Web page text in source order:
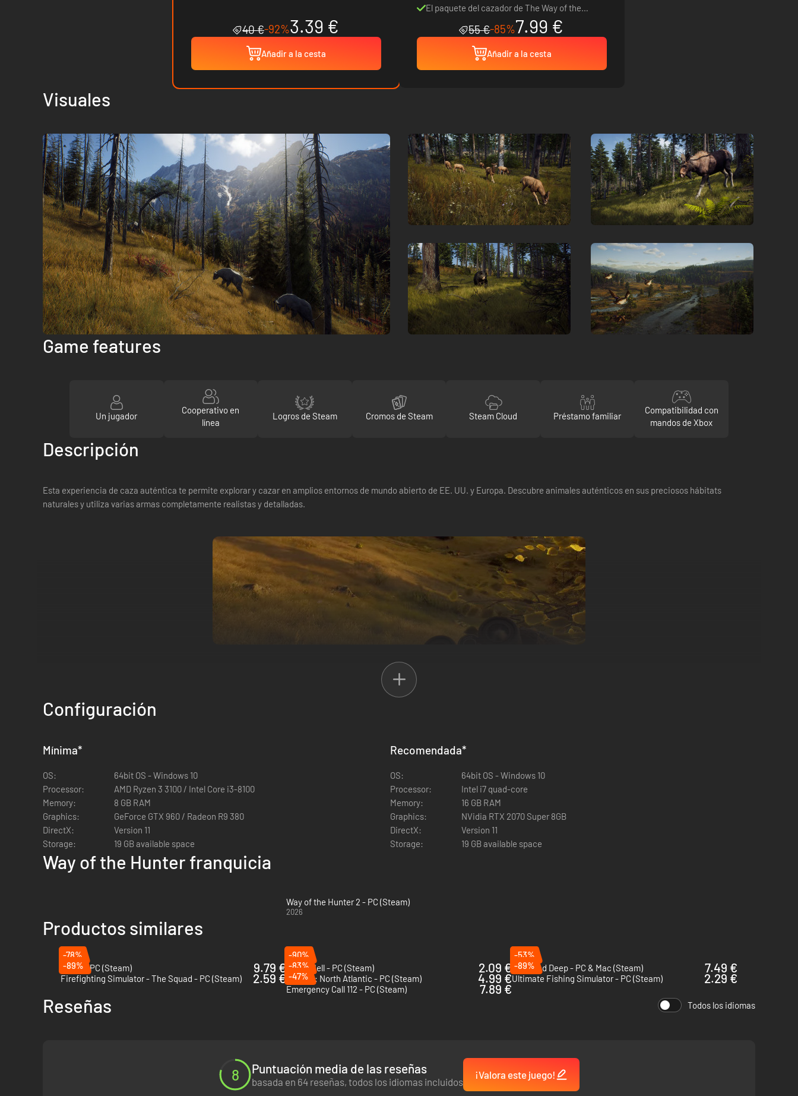
40 €-92%3.39 €
Añadir a la cesta
El paquete del cazador de The Way of the
55 €-85%7.99 €
Añadir a la cesta
Visuales
Game features
Un jugador
Cooperativo en
línea
Logros de Steam Cromos de Steam Steam Cloud Préstamo familiar
Compatibilidad con
mandos de Xbox
Descripción
Esta experiencia de caza auténtica te permite explorar y cazar en amplios entornos de mundo abierto de EE. UU. y Europa. Descubre animales auténticos en sus preciosos hábitats
naturales y utiliza varias armas completamente realistas y detalladas.
Way of the Hunter ofrece una experiencia completamente inmersiva e integrada en una fantástica naturaleza salvaje con auténticos comportamientos de animales en grupo. Sé testigo del
cambio de ecosistemas complejos que reaccionan y se adaptan a tus acciones. Aprende lo que supone ser un auténtico cazador y pon a prueba tus habilidades.
Decenas de especies de animales con un nivel de detalle sorprendente y con modelos de comportamiento realista que ofrecen una experiencia de caza realmente inmersiva
Configuración
Mínima*
OS:
64bit OS - Windows 10
Processor:
AMD Ryzen 3 3100 / Intel Core i3-8100
Memory:
8 GB RAM
Graphics:
GeForce GTX 960 / Radeon R9 380
DirectX:
Version 11
Storage:
19 GB available space
Recomendada*
OS:
64bit OS - Windows 10
Processor:
Intel i7 quad-core
Memory:
16 GB RAM
Graphics:
NVidia RTX 2070 Super 8GB
DirectX:
Version 11
Storage:
19 GB available space
Way of the Hunter franquicia
Way of the Hunter 2 - PC (Steam)
2026
Productos similares
-78%
Scum - PC (Steam)
9.79 €
-90%
Green Hell - PC (Steam)
2.09 €
-53%
Stranded Deep - PC & Mac (Steam)
7.49 €
-89%
Firefighting Simulator - The Squad - PC (Steam)
2.59 €
-83%
Fishing: North Atlantic - PC (Steam)
4.99 €
-89%
Ultimate Fishing Simulator - PC (Steam)
2.29 €
-47%
Emergency Call 112 - PC (Steam)
7.89 €
Reseñas Todos los idiomas
8 Puntuación media de las reseñas
basada en 64 reseñas, todos los idiomas incluidos
¡Valora este juego!